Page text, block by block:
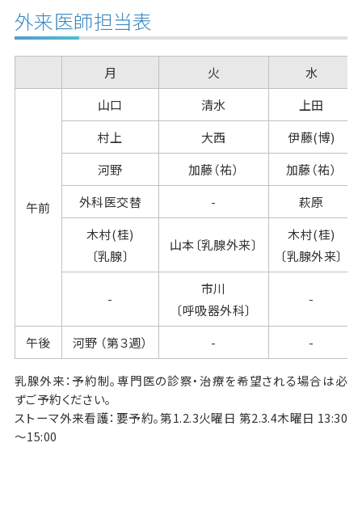
外来医師担当表
月 火 水
午前
山口 清水
上田
村上
大西
伊藤(博)
河野
加藤（祐）
加藤（祐）
外科医交替
-
萩原
木村(桂)
〔乳腺〕
山本〔乳腺外来〕
木村(桂)
〔乳腺外来〕
-
市川
〔呼吸器外科〕
-
午後 河野 （第３週） - -
乳腺外来：予約制。専門医の診察・治療を希望される場合は必
ずご予約ください。
ストーマ外来看護：要予約。第1.2.3火曜日 第2.3.4木曜日 13:30
～15:00